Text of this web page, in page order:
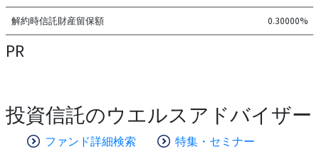
解約時信託財産留保額 0.30000%
PR
投資信託のウエルスアドバイザー
ファンド詳細検索
特集・セミナー